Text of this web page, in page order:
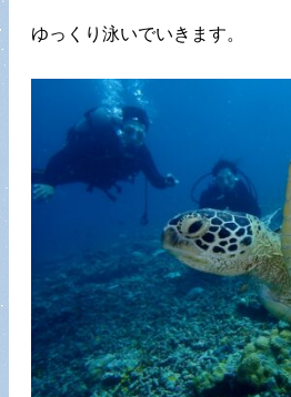
ゆっくり泳いでいきます。